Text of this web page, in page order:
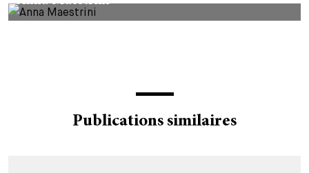
Publications similaires